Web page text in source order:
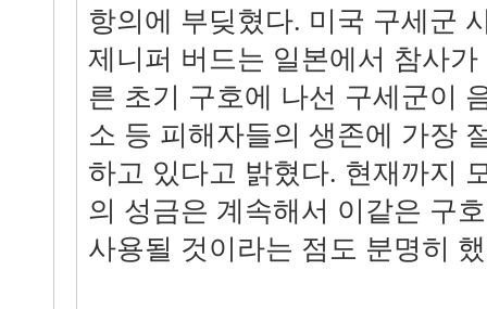
항의에 부딪혔다. 미국 구세군
제니퍼 버드는 일본에서 참사
른 초기 구호에 나선 구세군이
소 등 피해자들의 생존에 가장
하고 있다고 밝혔다. 현재까지
의 성금은 계속해서 이같은 구
사용될 것이라는 점도 분명히